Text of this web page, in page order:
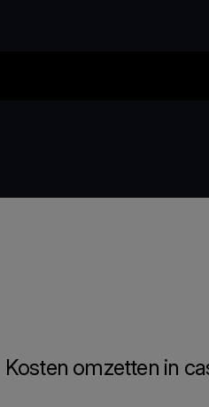
Kosten omzetten in